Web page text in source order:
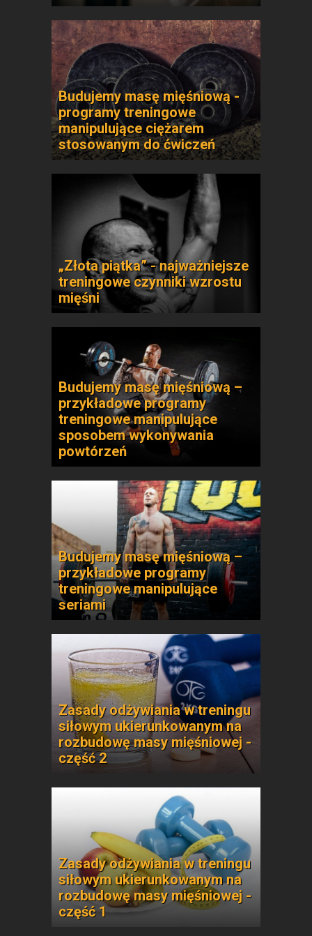
Budujemy masę mięśniową -
programy treningowe
manipulujące ciężarem
stosowanym do ćwiczeń
„Złota piątka” - najważniejsze
treningowe czynniki wzrostu
mięśni
Budujemy masę mięśniową –
przykładowe programy
treningowe manipulujące
sposobem wykonywania
powtórzeń
Budujemy masę mięśniową –
przykładowe programy
treningowe manipulujące
seriami
Zasady odżywiania w treningu
siłowym ukierunkowanym na
rozbudowę masy mięśniowej -
część 2
Zasady odżywiania w treningu
siłowym ukierunkowanym na
rozbudowę masy mięśniowej -
część 1